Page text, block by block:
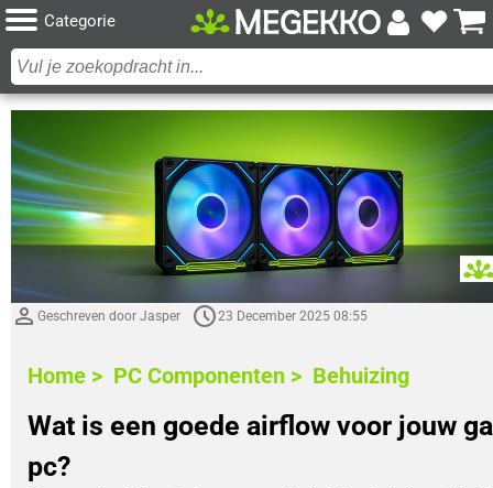
Categorie
Geschreven door Jasper 23 December 2025 08:55
Home > PC Componenten > Behuizing
Wat is een goede airflow voor jouw
pc?